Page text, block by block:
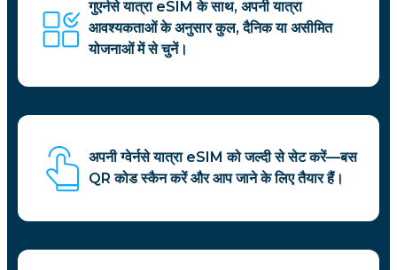
गुएर्नसे यात्रा eSIM के साथ, अपनी यात्रा
आवश्यकताओं के अनुसार कुल, दैनिक या असीमित
योजनाओं में से चुनें।
अपनी ग्वेर्नसे यात्रा eSIM को जल्दी से सेट करें—बस
QR कोड स्कैन करें और आप जाने के लिए तैयार हैं।